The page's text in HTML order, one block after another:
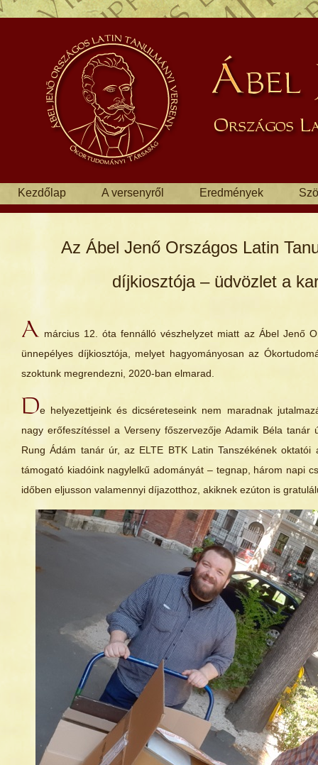
Kezdőlap A versenyről Eredmények
Az Ábel Jenő Országos Latin
díjkiosztója – üdvözlet a
A
március 12. óta fennálló vészhelyzet miatt az Ábel Jenő
ünnepélyes díjkiosztója, melyet hagyományosan az
szoktunk megrendezni, 2020-ban elmarad.
De helyezettjeink és dicséreteseink nem maradnak
nagy erőfeszítéssel a Verseny főszervezője Adamik Béla
Rung Ádám tanár úr, az ELTE BTK Latin Tanszékének
támogató kiadóink nagylelkű adományát – tegnap, három napi
időben eljusson valamennyi díjazotthoz, akiknek ezúton is